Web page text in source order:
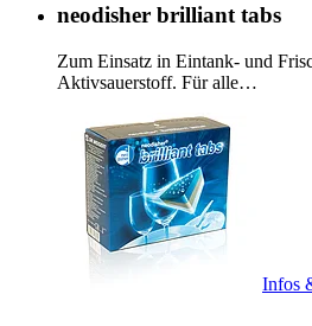
neodisher brilliant tabs
Zum Einsatz in Eintank- und
Aktivsauerstoff. Für alle…
Infos